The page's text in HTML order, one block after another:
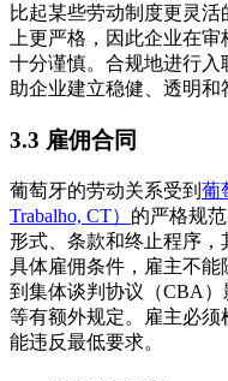
比起某些劳动制度更灵
上更严格，因此企业在
十分谨慎。合规地进行
助企业建立稳健、透明和
3.3 雇佣合同
葡萄牙的劳动关系受到 葡
Trabalho, CT） 的严格规
形式、条款和终止程序，
具体雇佣条件，雇主不
到集体谈判协议（CBA
等有额外规定。雇主必
能违反最低要求。